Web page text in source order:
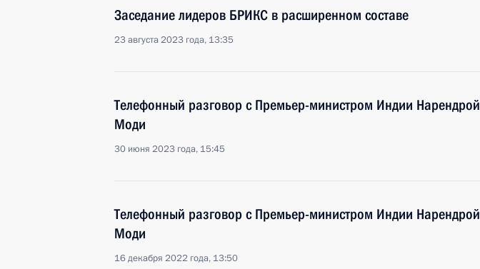
Заседание лидеров БРИКС в расширенном составе
23 августа 2023 года, 13:35
Телефонный разговор с Премьер-министром Индии Нарендрой
Моди
30 июня 2023 года, 15:45
Телефонный разговор с Премьер-министром Индии Нарендрой
Моди
16 декабря 2022 года, 13:50